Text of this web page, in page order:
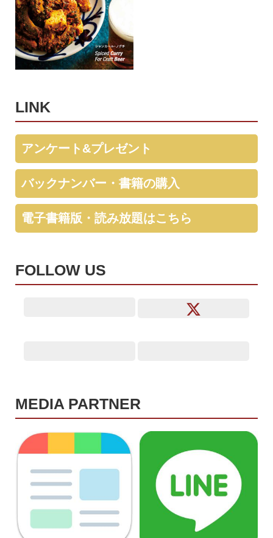
LINK
アンケート&プレゼント
バックナンバー・書籍の購入
電子書籍版・読み放題はこちら
FOLLOW US
MEDIA PARTNER